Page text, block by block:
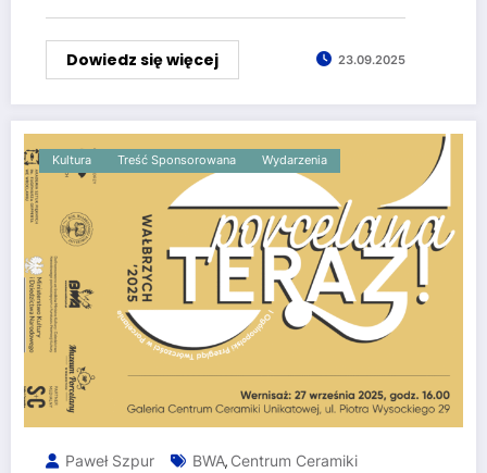
Dowiedz się więcej 23.09.2025
Kultura Treść Sponsorowana Wydarzenia
Paweł Szpur BWA, Centrum Ceramiki